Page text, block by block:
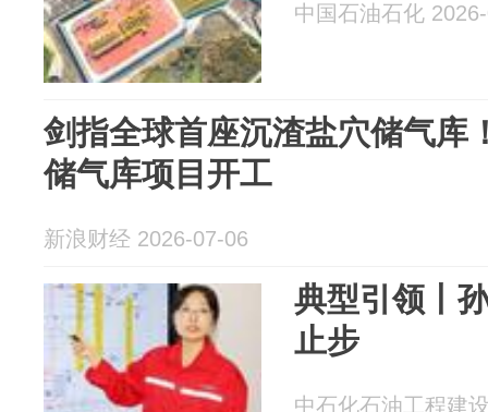
中国石油石化
剑指全球首座沉渣盐穴储气库
储气库项目开工
新浪财经 2026-07-06
典型引领丨
止步
中石化石油工程建